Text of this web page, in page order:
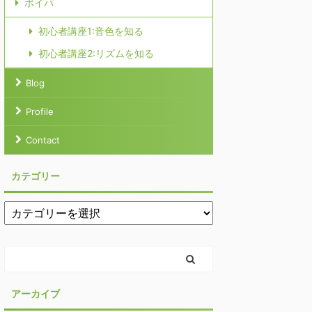
ボイパ
初心者講座1:音色を知る
初心者講座2:リズムを知る
Blog
Profile
Contact
カテゴリー
アーカイブ